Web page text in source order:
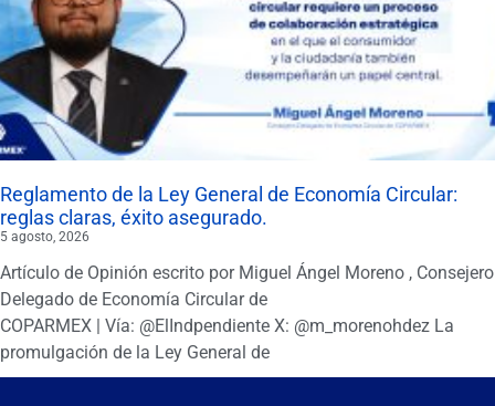
Reglamento de la Ley General de Economía Circular:
reglas claras, éxito asegurado.
5 agosto, 2026
Artículo de Opinión escrito por Miguel Ángel Moreno , Consejero
Delegado de Economía Circular de
COPARMEX | Vía: @ElIndpendiente X: @m_morenohdez La
promulgación de la Ley General de